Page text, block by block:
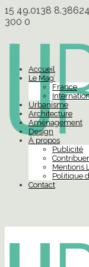
15 49.0138 8.38624
300 0
Accueil
Le Mag’
France
Urbanisme
Architecture
Aménagement
Design
À propos
Publicité
Contribuer
Mentions
Politique
Contact